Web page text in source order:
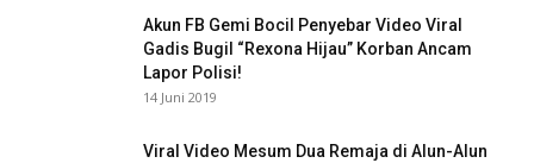
Akun FB Gemi Bocil Penyebar Video Viral
Gadis Bugil “Rexona Hijau” Korban Ancam
Lapor Polisi!
14 Juni 2019
Viral Video Mesum Dua Remaja di Alun-Alun